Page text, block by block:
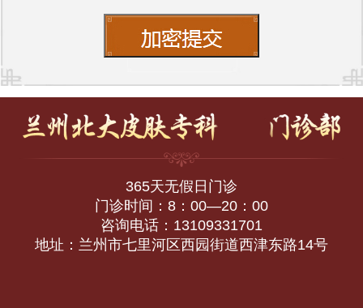
365天无假日门诊
门诊时间：8：00—20：00
咨询电话：13109331701
地址：兰州市七里河区西园街道西津东路14号